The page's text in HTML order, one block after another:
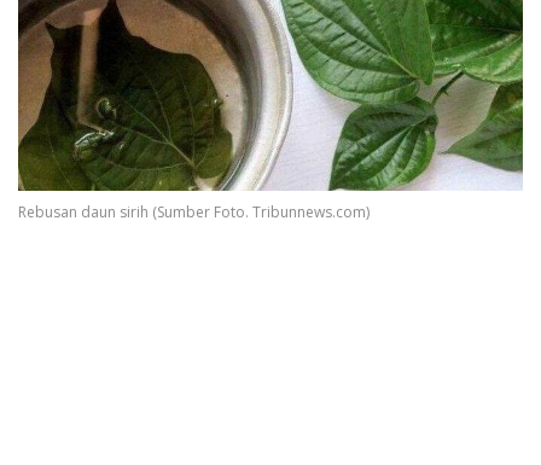
Rebusan daun sirih (Sumber Foto. Tribunnews.com)